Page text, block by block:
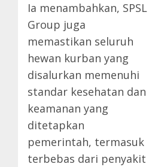
Ia menambahkan, SPSL
Group juga
memastikan seluruh
hewan kurban yang
disalurkan memenuhi
standar kesehatan dan
keamanan yang
ditetapkan
pemerintah, termasuk
terbebas dari penyakit